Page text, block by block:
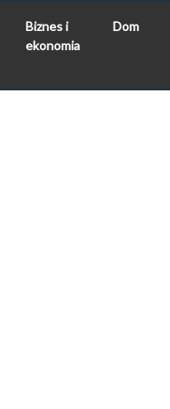
Biznes i
ekonomia
Dom